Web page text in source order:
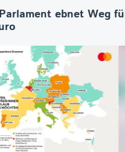
ebnet Weg